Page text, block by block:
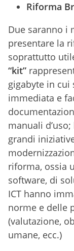
Riforma
Due saranno i
presentare la
soprattutto
“kit”
gigabyte in cui
immediata e
manuali
grandi
riforma, ossia
software, di
ICT hanno
norme e delle
(valutazione,
umane, ecc.)